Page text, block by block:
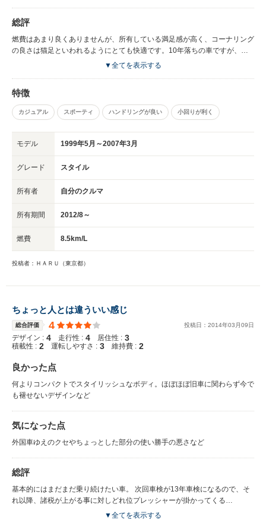
総評
燃費はあまり良くありませんが、所有している満足感が高く、コーナリング
の良さは猫足といわれるようにとても快適です。10年落ちの車ですが、全
▼全てを表示する
特徴
カジュアル スポーティ ハンドリングが良い 小回りが利く
モデル 1999年5月～2007年3月
グレード スタイル
所有者 自分のクルマ
所有期間 2012/8～
燃費 8.5km/L
投稿者：ＨＡＲＵ（東京都）
ちょっと人とは違ういい感じ
総合評価 4 投稿日： 2014年03 月09日
デザイン : 4 走行性 : 4 居住性 : 3
積載性 : 2 運転しやすさ : 3 維持費 : 2
良かった点
何よりコンパクトでスタイリッシュなボディ。ほぼほぼ旧車に関わらず今で
も褪せないデザインなど
気になった点
外国車ゆえのクセやちょっとした部分の使い勝手の悪さなど
総評
基本的にはまだまだ乗り続けたい車。 次回車検が13年車検になるので、そ
れ以降、諸税が上がる事に対しどれ位プレッシャーが掛かってくる
▼全てを表示する